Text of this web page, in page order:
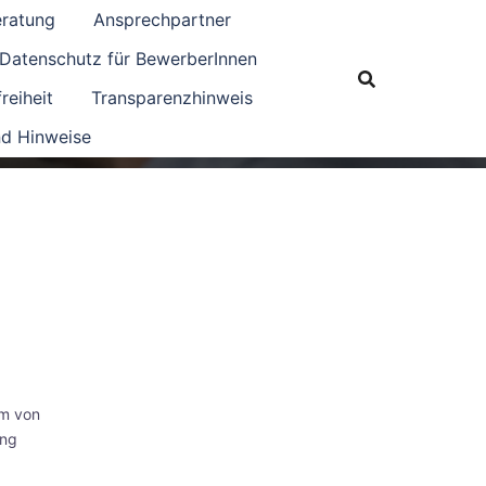
Ansprechpartner
Datenschutz für BewerberInnen
Transparenzhinweis
Hinweise
von